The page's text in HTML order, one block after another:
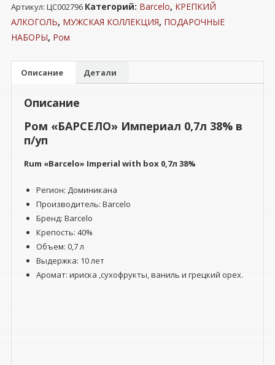
"БАРСЕЛО"
Империал
0,7л
п/
Артикул: ЦС002796 Категорий: Barcelo, КРЕПКИЙ
АЛКОГОЛЬ, МУЖСКАЯ КОЛЛЕКЦИЯ, ПОДАРОЧНЫЕ
НАБОРЫ, Ром
Описание Детали
Описание
Ром «БАРСЕЛО» Империал 0,7л 38% в
п/уп
Rum «Barcelo» Imperial with box0,7л 38%
Регион: Доминикана
Производитель: Barcelo
Бренд: Barcelo
Крепость: 40%
Объем: 0,7 л
Выдержка: 10 лет
Аромат: ириска ,сухофрукты, ваниль и грецкий орех.